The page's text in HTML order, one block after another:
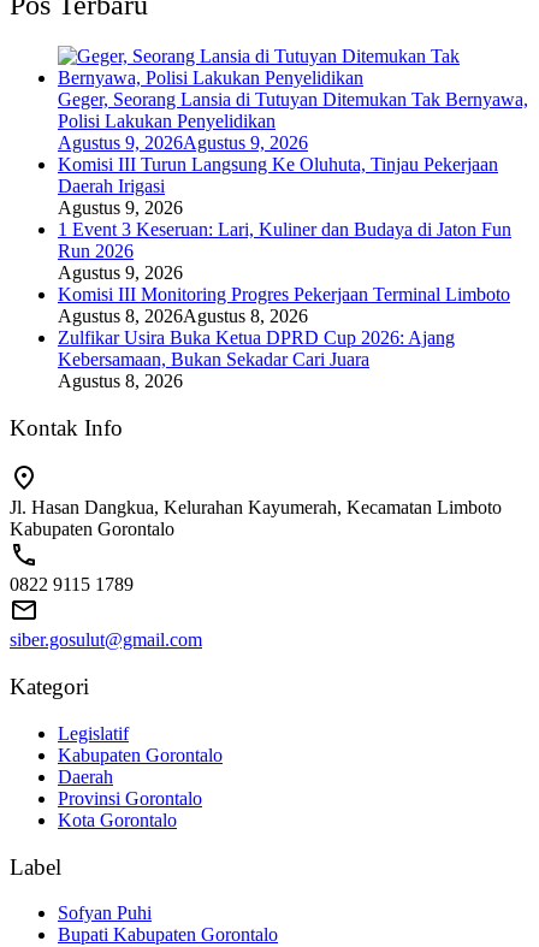
Geger, Seorang Lansia di Tutuyan Ditemukan Tak Bernyawa,
Polisi Lakukan Penyelidikan
Agustus 9, 2026Agustus 9, 2026
Komisi III Turun Langsung Ke Oluhuta, Tinjau Pekerjaan
Daerah Irigasi
Agustus 9, 2026
1 Event 3 Keseruan: Lari, Kuliner dan Budaya di Jaton Fun
Run 2026
Agustus 9, 2026
Komisi III Monitoring Progres Pekerjaan Terminal Limboto
Agustus 8, 2026Agustus 8, 2026
Zulfikar Usira Buka Ketua DPRD Cup 2026: Ajang
Kebersamaan, Bukan Sekadar Cari Juara
Agustus 8, 2026
Kontak Info
Jl. Hasan Dangkua, Kelurahan Kayumerah, Kecamatan Limboto
Kabupaten Gorontalo
0822 9115 1789
siber.gosulut@gmail.com
Kategori
Legislatif
Kabupaten Gorontalo
Daerah
Provinsi Gorontalo
Kota Gorontalo
Label
Sofyan Puhi
Bupati Kabupaten Gorontalo